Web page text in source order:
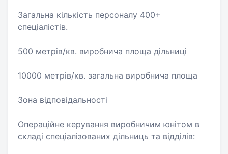
Загальна кількість персоналу 400+
спеціалістів.
500 метрів/кв. виробнича площа дільниці
10000 метрів/кв. загальна виробнича площа
Зона відповідальності
Операційне керування виробничим юнітом в
складі спеціалізованих дільниць та відділів: